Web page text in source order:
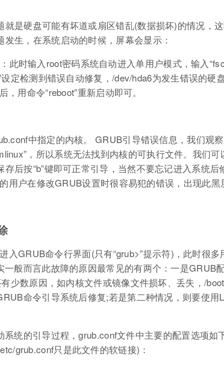
就是硬盘可能有坏道或扇区错乱(数据损坏)的情况，
生，在系统启动的时候，屏幕会显示：
此时输入root密码系统自动进入单用户模式，输入
定检测到错误自动修复，/dev/hda6为发生错误的硬
用命令“reboot”重新启动即可。
中指定的内核。 GRUB引导错误信息，我们观
，所以系统无法找到内核的可执行文件。我们
后按“b”键即可正常引导，当然不要忘记进入系统后
用户在修改GRUB设置时很容易犯的错误，出现此黑
入GRUB命令行界面(只有“grub>”提示符)，此时很
般而言此故障的原因最常见的有两个：一是GRUB
少数原因，如内核文件或镜像文件损坏、丢失，/
命令引导系统后修复;若是第二种情况，则要使用
统的引导过程，grub.conf文件中主要的配置选项如
grub.conf只是此文件的软链接)：